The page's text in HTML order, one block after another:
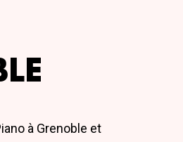
à Grenoble et